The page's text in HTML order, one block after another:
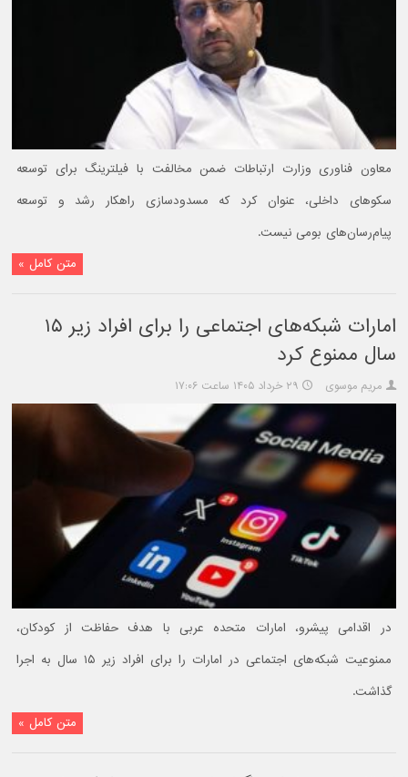
معاون فناوری وزارت ارتباطات ضمن مخالفت با فیلترینگ برای توسعه
سکوهای داخلی، عنوان کرد که مسدودسازی راهکار رشد و توسعه
پیام‌رسان‌های بومی نیست.
متن کامل »
امارات شبکه‌های اجتماعی را برای افراد زیر ۱۵
سال ممنوع کرد
مریم موسوی ۲۹ خرداد ۱۴۰۵ ساعت ۱۷:۰۶
در اقدامی پیشرو، امارات متحده عربی با هدف حفاظت از کودکان،
ممنوعیت شبکه‌های اجتماعی در امارات را برای افراد زیر ۱۵ سال به اجرا
گذاشت.
متن کامل »